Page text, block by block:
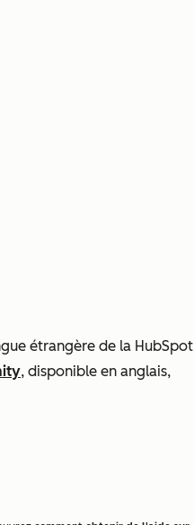
étrangère de la HubSpot
, disponible en anglais,